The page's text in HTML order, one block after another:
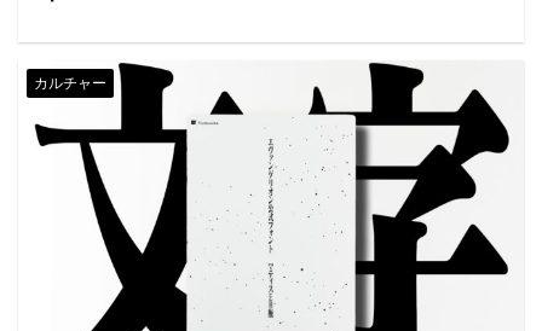
カルチャー